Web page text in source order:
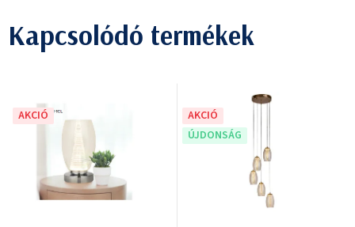
Kapcsolódó termékek
AKCIÓ
AKCIÓ
ÚJDONSÁG